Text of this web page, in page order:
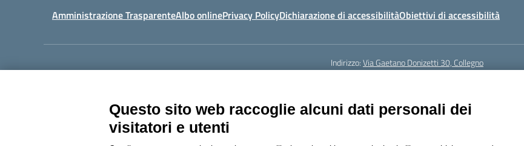
Amministrazione TrasparenteAlbo onlinePrivacy PolicyDichiarazione di accessibilitàObiettivi di accessibilità
Indirizzo:Via Gaetano Donizetti 30, Collegno
Codice meccanografico:toic8cg002
Questo sito web raccoglie alcuni dati personali dei
visitatori e utenti